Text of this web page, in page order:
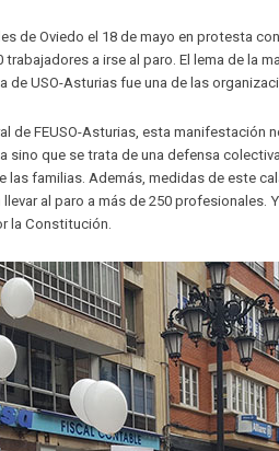
de Oviedo el 18 de mayo en protesta
trabajadores a irse al paro. El lema de la
de USO-Asturias fue una de las
de FEUSO-Asturias, esta manifestación
sino que se trata de una defensa
las familias. Además, medidas de este
al paro a más de 250 profesionales.
la Constitución.